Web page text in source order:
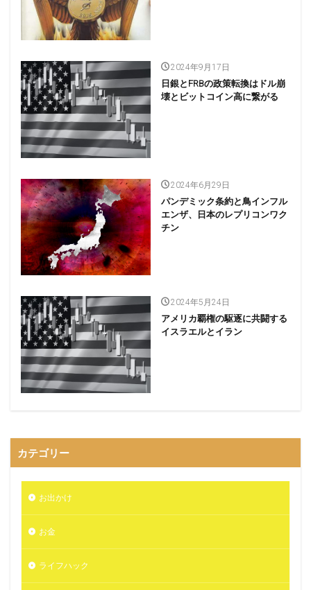
2024年9月17日
日銀とFRBの政策転換はドル崩
壊とビットコイン高に繋がる
2024年6月29日
パンデミック条約と鳥インフル
エンザ、日本のレプリコンワク
チン
2024年5月24日
アメリカ覇権の駆逐に共闘する
イスラエルとイラン
カテゴリー
お出かけ
お金
ライフハック